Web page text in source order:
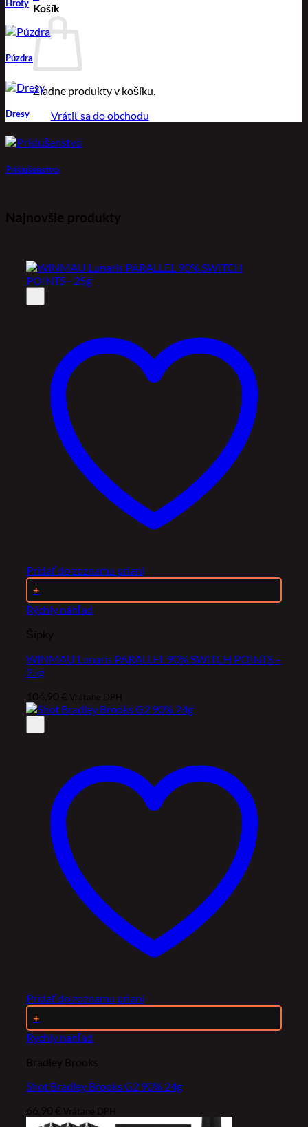
Košík
Žiadne produkty v košíku.
Vrátiť sa do obchodu
Hroty
Púzdra
Dresy
Príslušenstvo
Najnovšie produkty
Pridať do zoznamu prianí
+
Rýchly náhľad
Šípky
WINMAU Lunaris PARALLEL 90% SWITCH POINTS –
25g
104,90 € Vrátane DPH
Pridať do zoznamu prianí
+
Rýchly náhľad
Bradley Brooks
Shot Bradley Brooks G2 90% 24g
66,90 € Vrátane DPH